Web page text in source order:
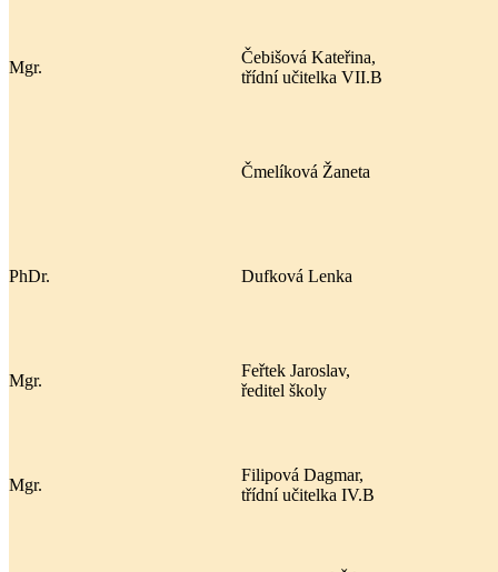
Mgr.
Čebišová Kateřina,
třídní učitelka VII.B
Čmelíková Žaneta
PhDr. Dufková Lenka
Mgr.
Feřtek Jaroslav,
ředitel školy
Mgr.
Filipová Dagmar,
třídní učitelka IV.B